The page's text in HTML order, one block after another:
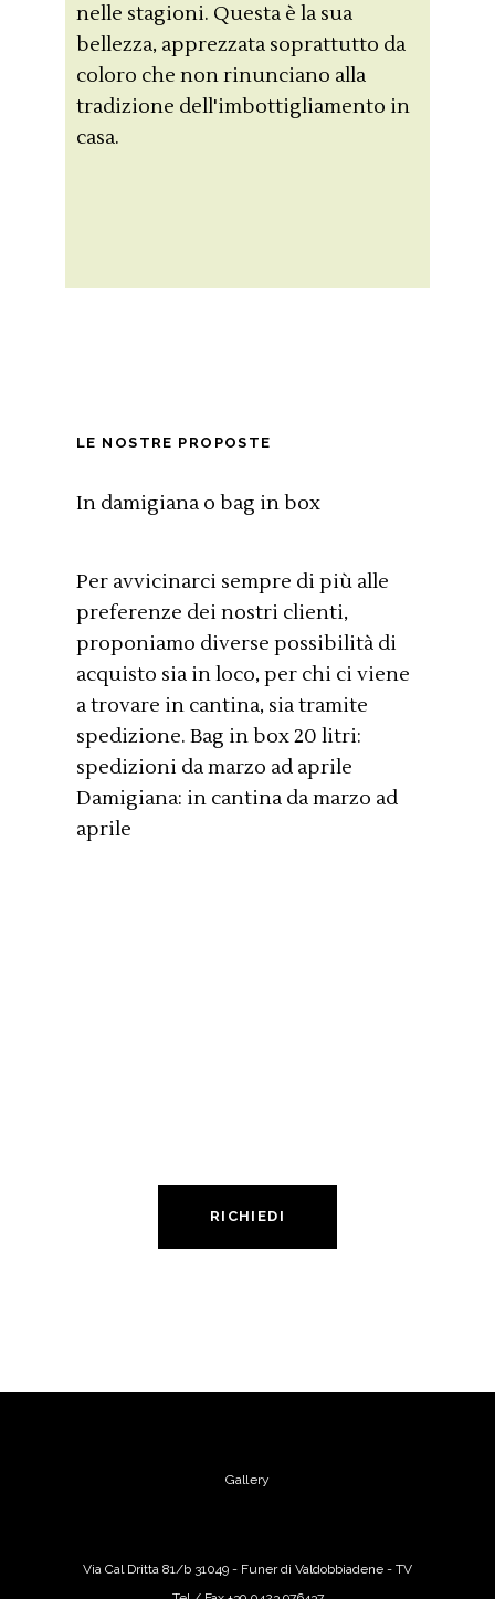
nelle stagioni. Questa è la sua
bellezza, apprezzata soprattutto da
coloro che non rinunciano alla
tradizione dell'imbottigliamento in
casa.
LE NOSTRE PROPOSTE
In damigiana o bag in box
Per avvicinarci sempre di più alle
preferenze dei nostri clienti,
proponiamo diverse possibilità di
acquisto sia in loco, per chi ci viene
a trovare in cantina, sia tramite
spedizione. Bag in box 20 litri:
spedizioni da marzo ad aprile
Damigiana: in cantina da marzo ad
aprile
RICHIEDI
Gallery
Via Cal Dritta 81/b 31049 - Funer di Valdobbiadene - TV